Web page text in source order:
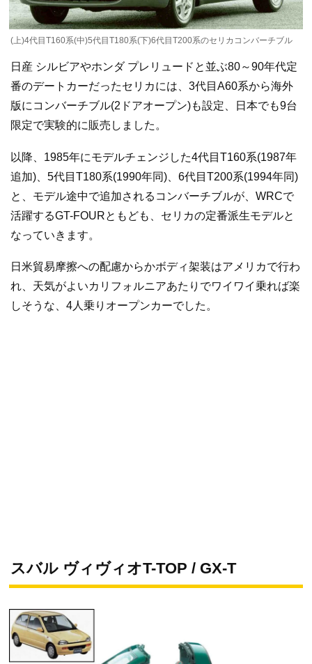
(上)4代目T160系(中)5代目T180系(下)6代目T200系のセリカコンバーチブル
日産 シルビアやホンダ プレリュードと並ぶ80～90年代定
番のデートカーだったセリカには、3代目A60系から海外
版にコンバーチブル(2ドアオープン)も設定、日本でも9台
限定で実験的に販売しました。
以降、1985年にモデルチェンジした4代目T160系(1987年
追加)、5代目T180系(1990年同)、6代目T200系(1994年同)
と、モデル途中で追加されるコンバーチブルが、WRCで
活躍するGT-FOURともども、セリカの定番派生モデルと
なっていきます。
日米貿易摩擦への配慮からかボディ架装はアメリカで行わ
れ、天気がよいカリフォルニアあたりでワイワイ乗れば楽
しそうな、4人乗りオープンカーでした。
スバル ヴィヴィオT-TOP / GX-T